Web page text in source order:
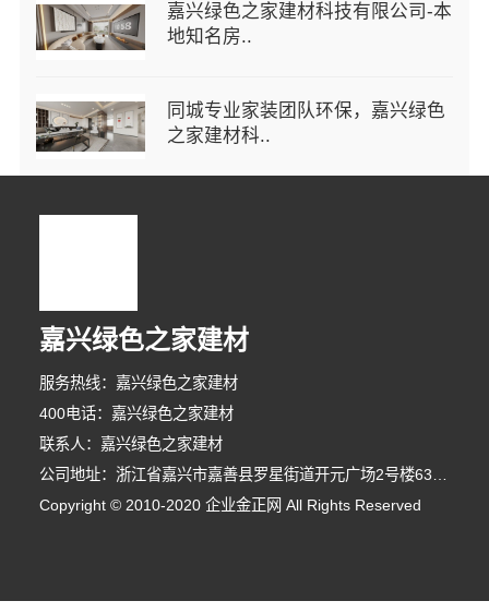
嘉兴绿色之家建材科技有限公司-本
地知名房..
同城专业家装团队环保，嘉兴绿色
之家建材科..
嘉兴绿色之家建材
服务热线：嘉兴绿色之家建材
400电话：嘉兴绿色之家建材
联系人：嘉兴绿色之家建材
Copyright © 2010-2020 企业金正网 All Rights Reserved